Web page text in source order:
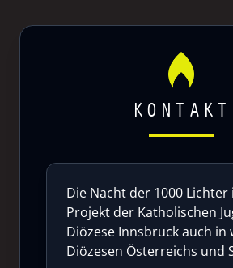
KONTAKT
Die Nacht der 1000 Lichter
Projekt der Katholischen
Diözese Innsbruck auch in
Diözesen Österreichs und